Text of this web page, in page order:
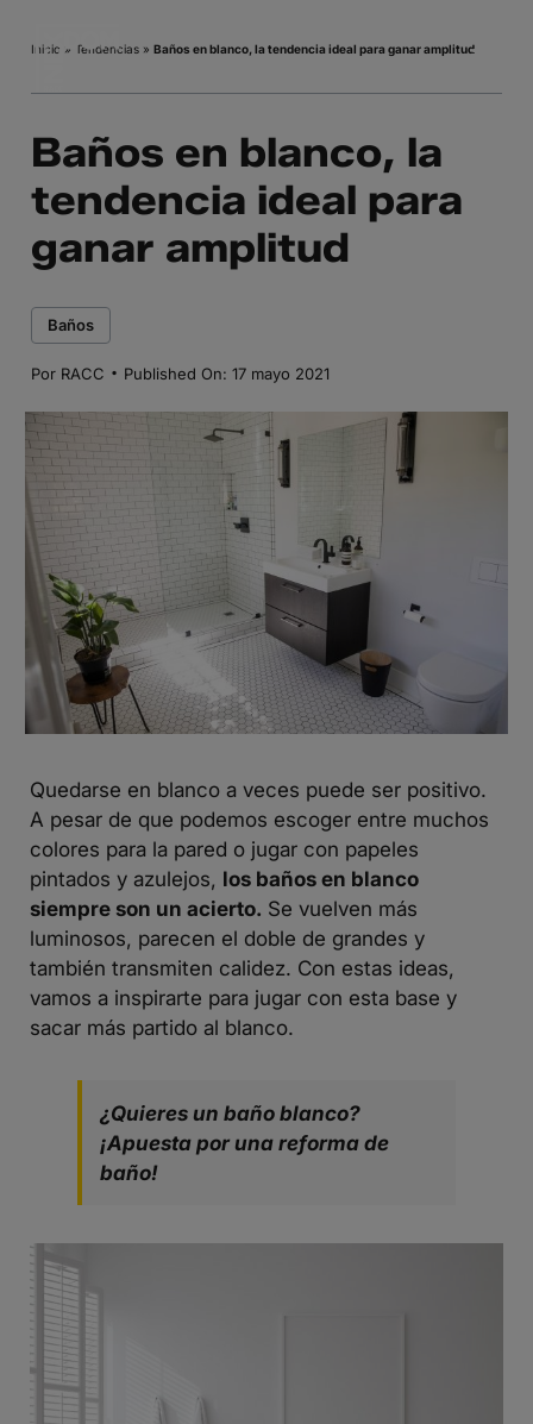
Inicio » Tendencias» Baños en blanco, la tendencia ideal para ganar amplitud
Baños en blanco, la
tendencia ideal para
ganar amplitud
Baños
Por RACC · Published On: 17 mayo 2021
Quedarse en blanco a veces puede ser positivo.
A pesar de que podemos escoger entre muchos
colores para la pared o jugar con papeles
pintados y azulejos, los baños en blanco
siempre son un acierto. Se vuelven más
luminosos, parecen el doble de grandes y
también transmiten calidez. Con estas ideas,
vamos a inspirarte para jugar con esta base y
sacar más partido al blanco.
¿Quieres un baño blanco?
¡Apuesta por una reforma de
baño!